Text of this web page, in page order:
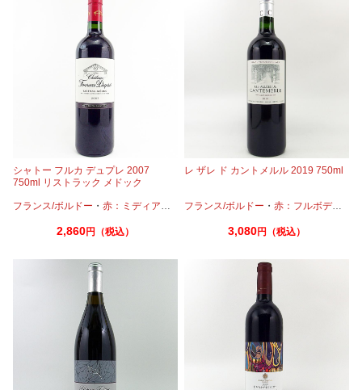
シャトー フルカ デュプレ 2007
750ml リストラック メドック
フランス/ボルドー ・ 赤：ミディアムボディ ・カベルネ ・カベルネフラン・プテ
2,860円（税込）
レ ザレ ド カントメルル 2019 750ml
フランス/ボルドー ・赤：フルボディ
3,080円（税込）